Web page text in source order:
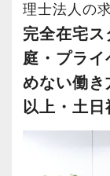
急募(1)
WEB面接OK (1)
会計事務所・
理士法人の
完全在宅
庭・プラ
めない働き
以上・土